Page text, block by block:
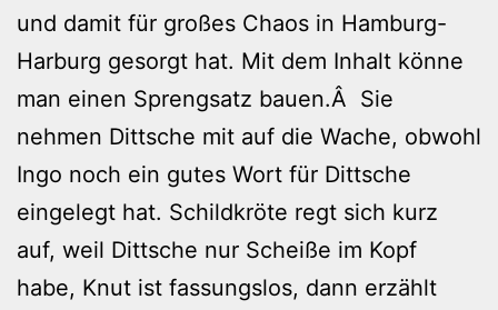
und damit für großes Chaos in Hamburg-
Harburg gesorgt hat. Mit dem Inhalt könne
man einen Sprengsatz bauen.Â Sie
nehmen Dittsche mit auf die Wache, obwohl
Ingo noch ein gutes Wort für Dittsche
eingelegt hat. Schildkröte regt sich kurz
auf, weil Dittsche nur Scheiße im Kopf
habe, Knut ist fassungslos, dann erzählt